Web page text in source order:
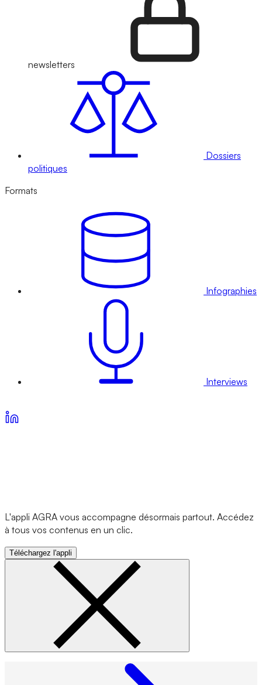
newsletters
Dossiers
politiques
Formats
Infographies
Interviews
L'appli AGRA vous accompagne désormais partout. Accédez
à tous vos contenus en un clic.
Téléchargez l'appli